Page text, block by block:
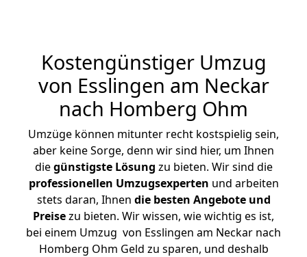
Kostengünstiger Umzug
von Esslingen am Neckar
nach Homberg Ohm
Umzüge können mitunter recht kostspielig sein,
aber keine Sorge, denn wir sind hier, um Ihnen
diegünstigste Lösung zu bieten. Wir sind die
professionellen Umzugsexperten und arbeiten
stets daran, Ihnen die besten Angebote und
Preisezu bieten. Wir wissen, wie wichtig es ist,
bei einem Umzug von Esslingen am Neckar nach
Homberg Ohm Geld zu sparen, und deshalb